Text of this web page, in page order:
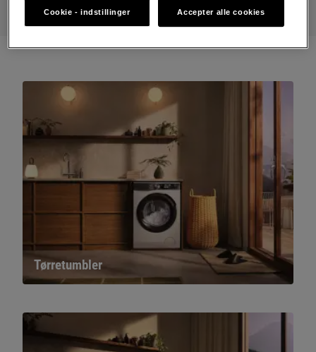
Tørretumbler
Cookie - indstillinger Accepter alle cookies